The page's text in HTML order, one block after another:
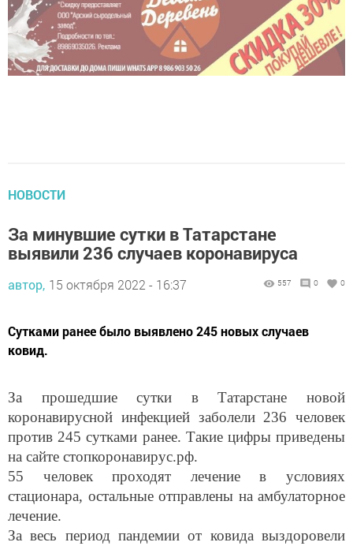
НОВОСТИ
За минувшие сутки в Татарстане
выявили 236 случаев коронавируса
автор, 15 октября 2022 - 16:37 557 0 0
Сутками ранее было выявлено 245 новых случаев
ковид.
За прошедшие сутки в Татарстане новой
коронавирусной инфекцией заболели 236 человек
против 245 сутками ранее. Такие цифры приведены
на сайте стопкоронавирус.рф.
55 человек проходят лечение в условиях
стационара, остальные отправлены на амбулаторное
лечение.
За весь период пандемии от ковида выздоровели